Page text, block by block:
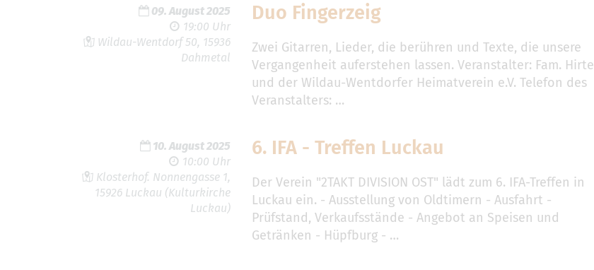
09. August 2025
19:00 Uhr
Wildau-Wentdorf 50, 15936
Dahmetal
Duo Fingerzeig
Zwei Gitarren, Lieder, die berühren und Texte, die unsere
Vergangenheit auferstehen lassen. Veranstalter: Fam. Hirte
und der Wildau-Wentdorfer Heimatverein e.V. Telefon des
Veranstalters: …
10. August 2025
10:00 Uhr
Klosterhof. Nonnengasse 1,
15926 Luckau (Kulturkirche
Luckau)
6. IFA - Treffen Luckau
Der Verein "2TAKT DIVISION OST" lädt zum 6. IFA-Treffen in
Luckau ein. - Ausstellung von Oldtimern - Ausfahrt -
Prüfstand, Verkaufsstände - Angebot an Speisen und
Getränken - Hüpfburg - …